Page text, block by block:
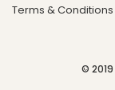
Terms & Conditions
© 2019